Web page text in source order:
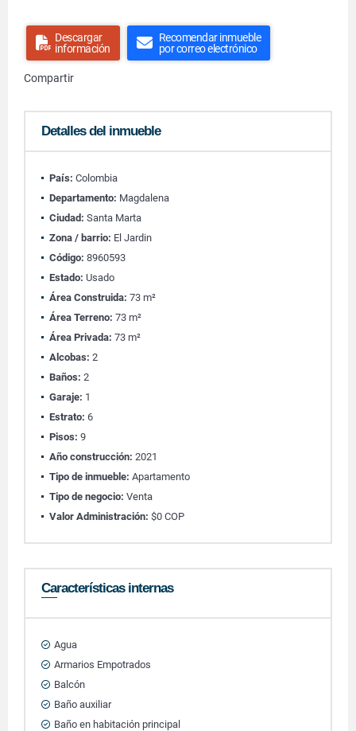
Descargar
información
Recomendar inmueble
por correo electrónico
Compartir
Detalles del inmueble
País: Colombia
Departamento: Magdalena
Ciudad: Santa Marta
Zona / barrio: El Jardin
Código: 8960593
Estado: Usado
Área Construida: 73 m²
Área Terreno: 73 m²
Área Privada: 73 m²
Alcobas: 2
Baños: 2
Garaje: 1
Estrato: 6
Pisos: 9
Año construcción: 2021
Tipo de inmueble: Apartamento
Tipo de negocio: Venta
Valor Administración: $0 COP
Características internas
Agua
Armarios Empotrados
Balcón
Baño auxiliar
Baño en habitación principal